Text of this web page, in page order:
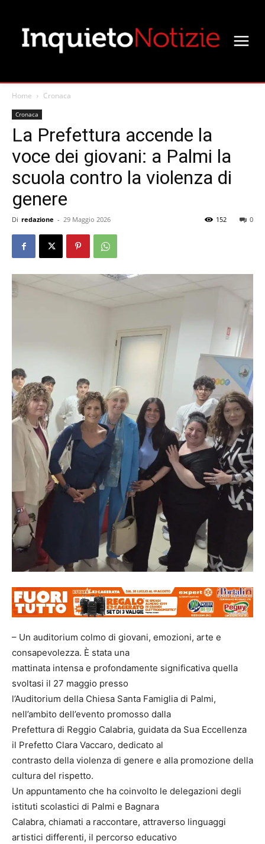
Home Cronaca
Cronaca
La Prefettura accende la
voce dei giovani: a Palmi la
scuola contro la violenza di
genere
Di redazione - 29 Maggio 2026 0
152
– Un auditorium colmo di giovani, emozioni, arte e
consapevolezza. È stata una
mattinata intensa e profondamente significativa quella
svoltasi il 27 maggio presso
l’Auditorium della Chiesa Santa Famiglia di Palmi,
nell’ambito dell’evento promosso dalla
Prefettura di Reggio Calabria, guidata da Sua Eccellenza
il Prefetto Clara Vaccaro, dedicato al
contrasto della violenza di genere e alla promozione della
cultura del rispetto.
Un appuntamento che ha coinvolto le delegazioni degli
istituti scolastici di Palmi e Bagnara
Calabra, chiamati a raccontare, attraverso linguaggi
artistici differenti, il percorso educativo